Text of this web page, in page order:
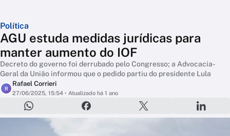
Política
AGU estuda medidas jurídicas para
manter aumento do IOF
Decreto do governo foi derrubado pelo Congresso; a Advocacia-
Geral da União informou que o pedido partiu do presidente Lula
R
Rafael Corrieri
27/06/2025, 15:54 • Atualizado há 1 ano